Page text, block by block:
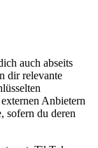
auch abseits
dir relevante
Anbietern
sofern du deren